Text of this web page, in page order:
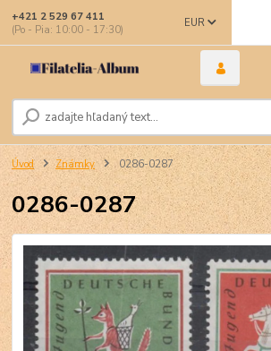
EUR
+421 2 529 67 411
(Po - Pia: 10:00 - 17:30)
Úvod Známky 0286-0287
0286-0287